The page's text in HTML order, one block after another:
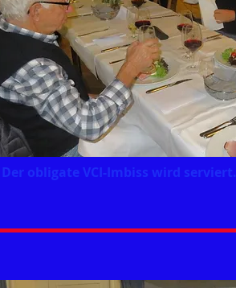
Der obligate VCI-Imbiss wird serviert.